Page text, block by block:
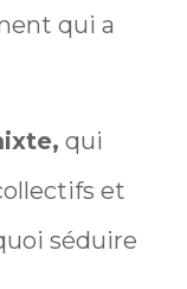
qui a
qui
et
séduire